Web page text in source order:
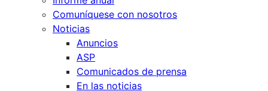
Comuníquese con nosotros
Noticias
Anuncios
ASP
Comunicados de prensa
En las noticias